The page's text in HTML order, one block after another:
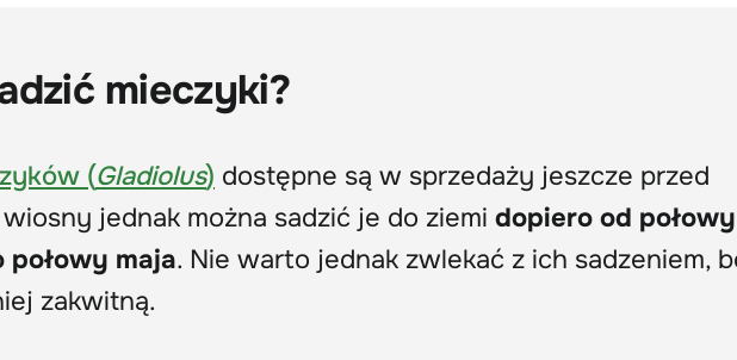
mieczyki?
(Gladiolus) dostępne są w sprzedaży jeszcze przed
jednak można sadzić je do ziemi dopiero od połowy
maja. Nie warto jednak zwlekać z ich sadzeniem,
zakwitną.